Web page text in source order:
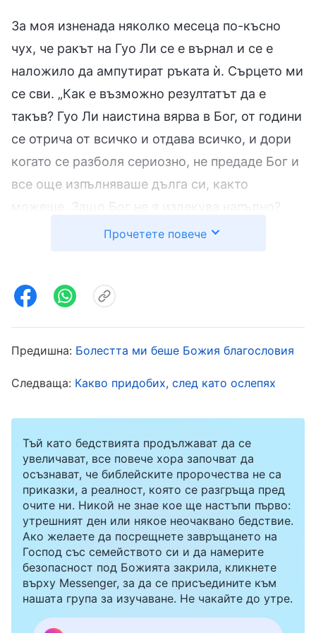
За моя изненада няколко месеца по-късно
чух, че ракът на Гуо Ли се е върнал и се е
наложило да ампутират ръката ѝ. Сърцето ми
се сви. „Как е възможно резултатът да е
такъв? Гуо Ли наистина вярва в Бог, от години
се отрича от всичко и отдава всичко, и дори
когато се разболя сериозно, не предаде Бог и
все още изпълняваше дълга си, както
можеше. Защо Бог не я излекува напълно?
Защо трябваше да ѝ ампутират ръката?“. Не
защо Бог не я защити? Изглежда, че
благословии на онези, които наистина вярват
Гуо Ли, просто не си струва!“. По онова време
не можех да приема такъв резултат. Моите
представи, погрешни разбирания и критики
към Бог изплуваха неконтролируемо. Дори не
знаех за какво да разговарям на събиранията.
Сърцето ми беше празно и леденостудено, а
болката — неописуема. Станах изключително
Прочетете повече
Предишна: Болестта ми беше Божия благословия
Следваща: Какво придобих, след като ослепях
Тъй като бедствията продължават да се
увеличават, все повече хора започват да
осъзнават, че библейските пророчества не са
приказки, а реалност, която се разгръща пред
очите ни. Никой не знае кое ще настъпи първо:
утрешният ден или някое неочаквано бедствие.
Ако желаете да посрещнете завръщането на
Господ със семейството си и да намерите
безопасност под Божията закрила, кликнете
върху Messenger, за да се присъедините към
нашата група за изучаване. Не чакайте до утре.